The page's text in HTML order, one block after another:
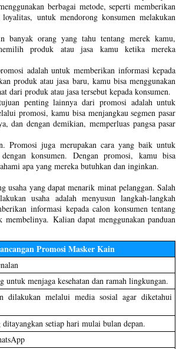
berbagai metode, seperti memberikan
untuk mendorong konsumen melakukan
banyak orang yang tahu tentang merek kamu,
produk atau jasa kamu ketika mereka
adalah untuk memberikan informasi kepada
produk atau jasa baru, kamu bisa menggunakan
dari produk atau jasa tersebut kepada konsumen.
penting lainnya dari promosi adalah untuk
promosi, kamu bisa menjangkau segmen pasar
dan dengan demikian, memperluas pangsa pasar
Promosi juga merupakan cara yang baik untuk
konsumen. Dengan promosi, kamu bisa
apa yang mereka butuhkan dan inginkan.
usaha yang dapat menarik minat pelanggan. Salah
usaha adalah menyusun langkah-langkah
informasi kepada calon konsumen tentang
Kalian dapat menggunakan panduan
Promosi Masker Kain
untuk menjaga kesehatan dan ramah lingkungan.
dilakukan melalui media sosial agar diketahui
ditayangkan setiap hari mulai bulan depan.